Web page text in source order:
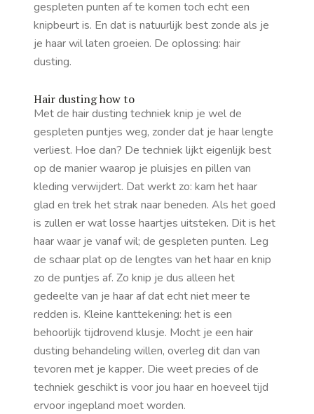
gespleten punten af te komen toch echt een
knipbeurt is. En dat is natuurlijk best zonde als je
je haar wil laten groeien. De oplossing: hair
dusting.
Hair dusting how to
Met de hair dusting techniek knip je wel de
gespleten puntjes weg, zonder dat je haar lengte
verliest. Hoe dan? De techniek lijkt eigenlijk best
op de manier waarop je pluisjes en pillen van
kleding verwijdert. Dat werkt zo: kam het haar
glad en trek het strak naar beneden. Als het goed
is zullen er wat losse haartjes uitsteken. Dit is het
haar waar je vanaf wil; de gespleten punten. Leg
de schaar plat op de lengtes van het haar en knip
zo de puntjes af. Zo knip je dus alleen het
gedeelte van je haar af dat echt niet meer te
redden is. Kleine kanttekening: het is een
behoorlijk tijdrovend klusje. Mocht je een hair
dusting behandeling willen, overleg dit dan van
tevoren met je kapper. Die weet precies of de
techniek geschikt is voor jou haar en hoeveel tijd
ervoor ingepland moet worden.